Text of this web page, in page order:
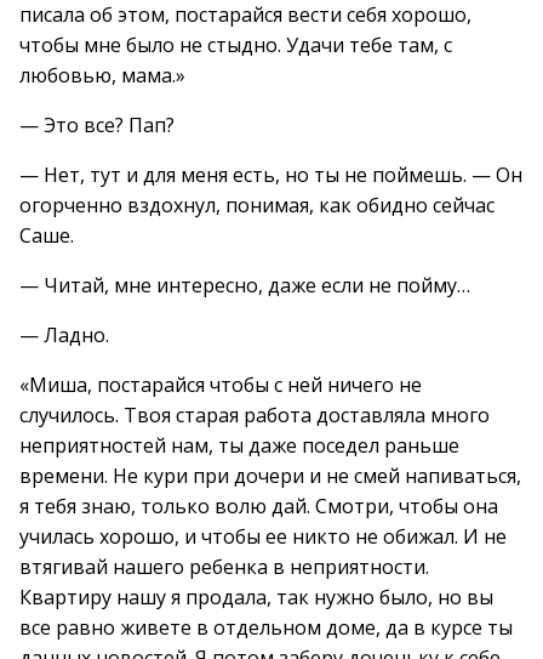
писала об этом, постарайся вести себя хорошо,
чтобы мне было не стыдно. Удачи тебе там, с
любовью, мама.»
— Это все? Пап?
— Нет, тут и для меня есть, но ты не поймешь. — Он
огорченно вздохнул, понимая, как обидно сейчас
Саше.
— Читай, мне интересно, даже если не пойму…
— Ладно.
«Миша, постарайся чтобы с ней ничего не
случилось. Твоя старая работа доставляла много
неприятностей нам, ты даже поседел раньше
времени. Не кури при дочери и не смей напиваться,
я тебя знаю, только волю дай. Смотри, чтобы она
училась хорошо, и чтобы ее никто не обижал. И не
втягивай нашего ребенка в неприятности.
Квартиру нашу я продала, так нужно было, но вы
все равно живете в отдельном доме, да в курсе ты